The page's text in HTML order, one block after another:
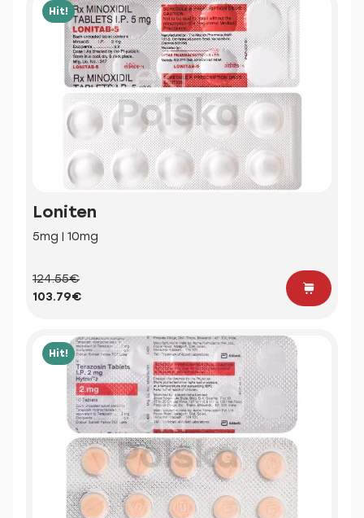
Hit!
Loniten
5mg | 10mg
124.55€
103.79€
Hit!